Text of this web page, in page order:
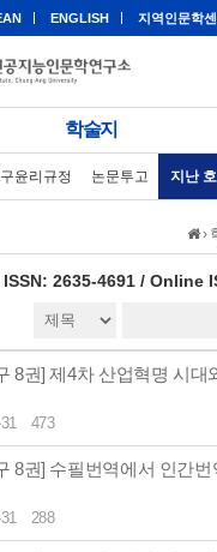
ENGLISH 지역인문학
학술지
윤리규정 논문투고 지난 호
›
2635-4691 / Online
8권] 제4차 산업혁명 시대
473
8권] 수필번역에서 인간
288